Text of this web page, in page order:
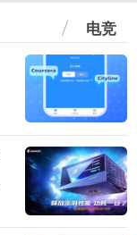
电竞